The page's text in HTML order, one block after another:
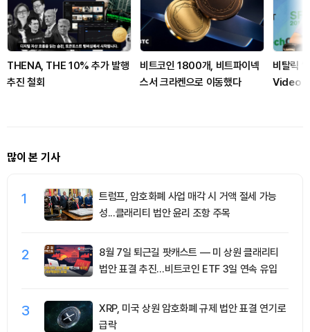
THENA, THE 10% 추가 발행
추진 철회
비트코인 1800개, 비트파이넥
스서 크라켄으로 이동했다
비탈릭
Video
많이 본 기사
1
트럼프, 암호화폐 사업 매각 시 거액 절세 가능
성...클래리티 법안 윤리 조항 주목
2
8월 7일 퇴근길 팟캐스트 — 미 상원 클래리티
법안 표결 추진…비트코인 ETF 3일 연속 유입
3
XRP, 미국 상원 암호화폐 규제 법안 표결 연기로
급락